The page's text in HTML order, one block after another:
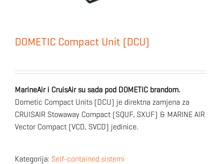
DOMETIC Compact Unit (DCU)
MarineAir i CruisAir su sada pod DOMETIC brandom.
Dometic Compact Units (DCU) je direktna zamjena za
CRUISAIR Stowaway Compact (SQUF, SXUF) & MARINE AIR
Vector Compact (VCD, SVCD) jedinice.
Kategorija: Self-contained sistemi